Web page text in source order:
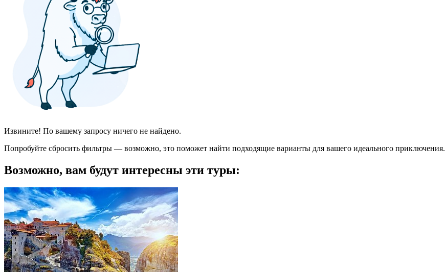
Извините! По вашему запросу ничего не найдено.
Попробуйте сбросить фильтры — возможно, это поможет найти подходящие варианты для вашего идеального приключения.
Возможно, вам будут интересны эти туры: